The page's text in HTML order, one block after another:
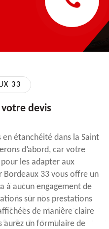
33
devis
étanchéité dans la Saint
d’abord, car votre
les adapter aux
Bordeaux 33 vous offre un
à aucun engagement de
sur nos prestations
de manière claire
aurez un formulaire de